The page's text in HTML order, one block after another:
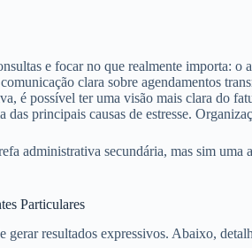
e focar no que realmente importa: o
clara sobre agendamentos
é possível ter uma visão mais clara do
das principais causas de estresse.
administrativa secundária, mas sim
Particulares
resultados expressivos. Abaixo,